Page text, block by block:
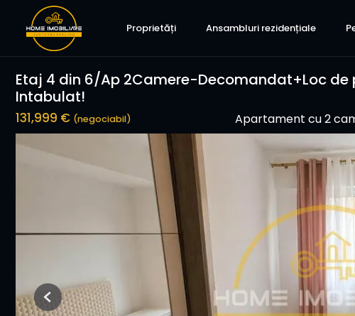
Proprietăți Ansambluri rezidențiale
Etaj 4 din 6/Ap 2Camere-Decomandat+Loc
Intabulat!
131,999 € (negociabil) Apartament cu 2
Previous